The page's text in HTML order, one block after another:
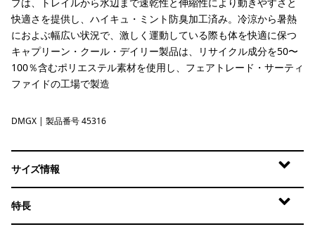
快適さを提供し、ハイキュ・ミント防臭加工済み。冷涼から暑熱
におよぶ幅広い状況で、激しく運動している際も体を快適に保つ
キャプリーン・クール・デイリー製品は、リサイクル成分を50〜
100％含むポリエステル素材を使用し、フェアトレード・サーティ
ファイドの工場で製造
Dried Mango - Light Dried Mango X-Dye
DMGX | 製品番号 45316
サイズ情報
特長